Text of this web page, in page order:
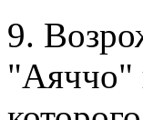
9.
"Аяччо"